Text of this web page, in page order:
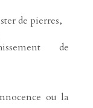
de pierres,
de
ou la